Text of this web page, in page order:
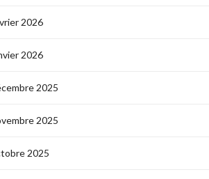
2026
2026
2025
2025
2025